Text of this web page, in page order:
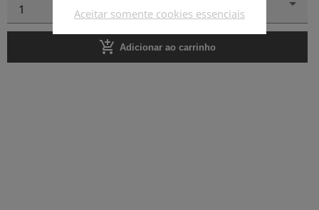
Aceitar somente cookies essenciais
1
add_shopping_cart Adicionar ao carrinho